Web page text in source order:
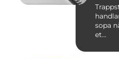
sopa
et...